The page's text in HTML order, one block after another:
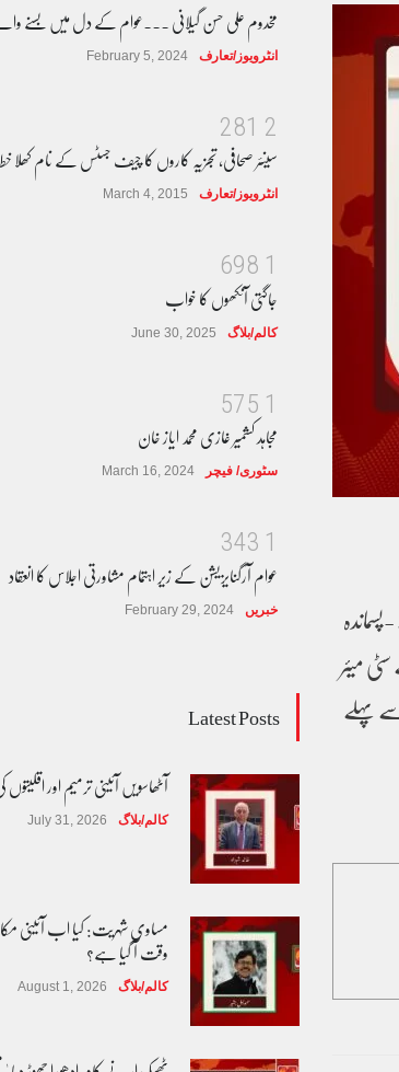
میئر
پہلے
مخدوم علی حسن گیلانی ۔۔۔عوام کے دل میں بسنے
انٹرویوز/تعارف February 5, 2024
2
1
8
2
سینئر صحافی، تجزیہ کاروں کا چیف جسٹس کے نام کھلا خط
انٹرویوز/تعارف March 4, 2015
1
8
9
6
جاگتی آنکھوں کا خواب
کالم/بلاگ June 30, 2025
1
5
7
5
مجاہد کشمیر غازی محمد ایاز خان
سٹوری/ فیچر March 16, 2024
1
3
4
3
عوام آرگنایزیشن کے زیر اہتمام مشاورتی اجلاس کا انعقاد
خبریں February 29, 2024
Latest Posts
آٹھاسویں آئینی ترمیم اور
کالم/بلاگ July 31, 2026
مساوی شہریت: کیا اب آئینی
وقت آ گیا ہے؟
کالم/بلاگ August 1, 2026